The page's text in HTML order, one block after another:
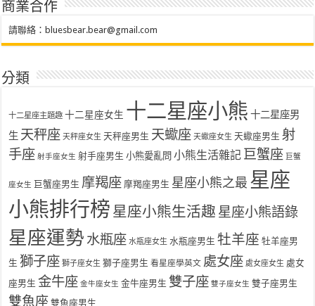
商業合作
請聯絡： bluesbear.bear@gmail.com
分類
十二星座主題趣 十二星座女生 十二星座小熊 十二星座男
生 天秤座 天秤座女生 天秤座男生 天蠍座 天蠍座女生 天蠍座男生 射
手座 射手座女生 射手座男生 小熊愛亂問 小熊生活雜記 巨蟹座 巨蟹
座女生 巨蟹座男生 摩羯座 摩羯座男生 星座小熊之最 星座
小熊排行榜 星座小熊生活趣 星座小熊語錄
星座運勢 水瓶座 水瓶座女生 水瓶座男生 牡羊座 牡羊座男
生 獅子座 獅子座女生 獅子座男生 看星座學英文 處女座 處女座女生 處女
座男生 金牛座 金牛座女生 金牛座男生 雙子座 雙子座女生 雙子座男生
雙魚座 雙魚座男生